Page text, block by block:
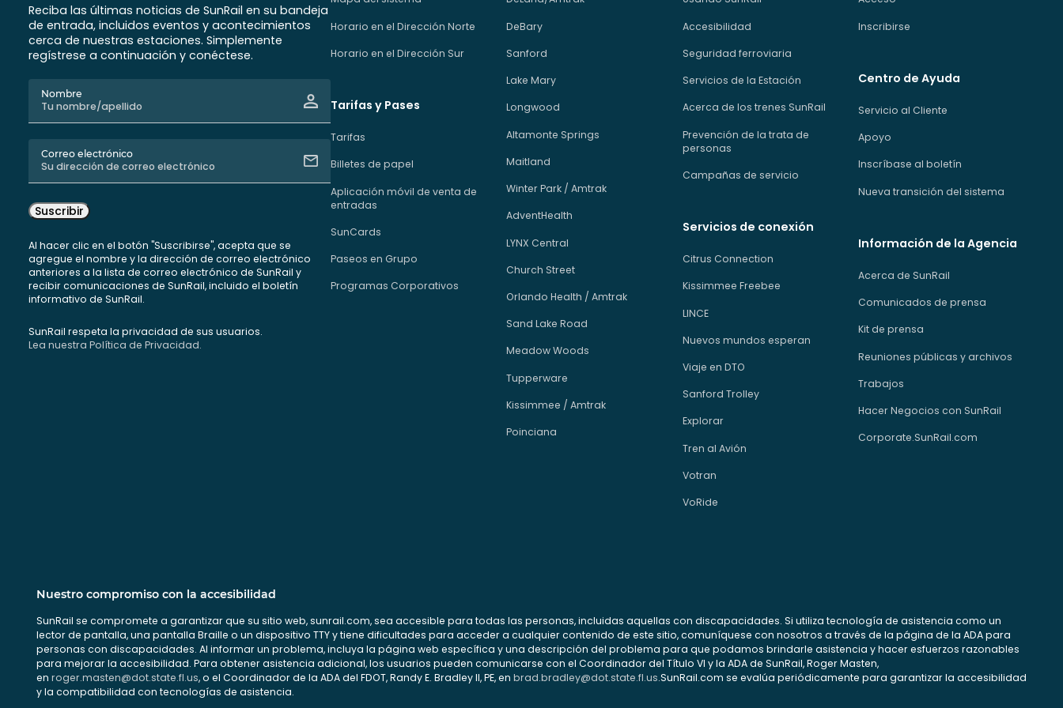
Reciba las últimas noticias de SunRail en su bandeja
de entrada, incluidos eventos y acontecimientos
cerca de nuestras estaciones. Simplemente
regístrese a continuación y conéctese.
Nombre
Correo electrónico
Suscribir
Al hacer clic en el botón "Suscribirse", acepta que se
agregue el nombre y la dirección de correo electrónico
anteriores a la lista de correo electrónico de SunRail y
recibir comunicaciones de SunRail, incluido el boletín
informativo de SunRail.
SunRail respeta la privacidad de sus usuarios.
Lea nuestra Política de Privacidad.
Horario en el Dirección Norte
Horario en el Dirección Sur
Tarifas y Pases
Tarifas
Billetes de papel
Aplicación móvil de venta de
entradas
SunCards
Paseos en Grupo
Programas Corporativos
DeBary
Sanford
Lake Mary
Longwood
Altamonte Springs
Maitland
Winter Park / Amtrak
AdventHealth
LYNX Central
Church Street
Orlando Health / Amtrak
Sand Lake Road
Meadow Woods
Tupperware
Kissimmee / Amtrak
Poinciana
Accesibilidad
Seguridad ferroviaria
Servicios de la Estación
Acerca de los trenes SunRail
Prevención de la trata de
personas
Campañas de servicio
Servicios de conexión
Citrus Connection
Kissimmee Freebee
LINCE
Nuevos mundos esperan
Viaje en DTO
Sanford Trolley
Explorar
Tren al Avión
Votran
VoRide
Inscribirse
Centro de Ayuda
Servicio al Cliente
Apoyo
Inscríbase al boletín
Nueva transición del sistema
Información de la Agencia
Acerca de SunRail
Comunicados de prensa
Kit de prensa
Reuniones públicas y archivos
Trabajos
Hacer Negocios con SunRail
Corporate.SunRail.com
Nuestro compromiso con la accesibilidad
SunRail se compromete a garantizar que su sitio web, sunrail.com, sea accesible para todas las personas, incluidas aquellas con discapacidades. Si utiliza tecnología de asistencia como un
lector de pantalla, una pantalla Braille o un dispositivo TTY y tiene dificultades para acceder a cualquier contenido de este sitio, comuníquese con nosotros a través de la página de la ADA para
personas con discapacidades. Al informar un problema, incluya la página web específica y una descripción del problema para que podamos brindarle asistencia y hacer esfuerzos razonables
para mejorar la accesibilidad. Para obtener asistencia adicional, los usuarios pueden comunicarse con el Coordinador del Título VI y la ADA de SunRail, Roger Masten,
en roger.masten@dot.state.fl.us, o el Coordinador de la ADA del FDOT, Randy E. Bradley II, PE, en brad.bradley@dot.state.fl.us.SunRail.com se evalúa periódicamente para garantizar la accesibilidad
y la compatibilidad con tecnologías de asistencia.